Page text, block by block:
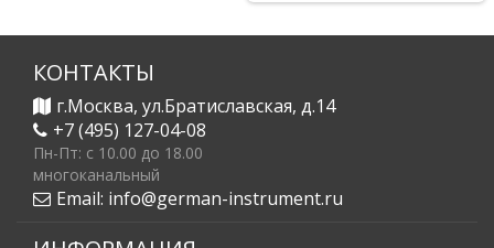
КОНТАКТЫ
г.Москва, ул.Братиславская, д.14
+7 (495) 127-04-08
Пн-Пт: c 10.00 до 18.00
многоканальный
Email: info@german-instrument.ru